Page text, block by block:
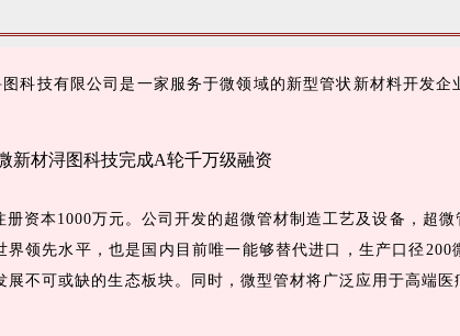
技有限公司是一家服务于微领域的新型管状新材料开发企
本1000万元。公司开发的超微管材制造工艺及设备，超
领先水平，也是国内目前唯一能够替代进口，生产口径
不可或缺的生态板块。同时，微型管材将广泛应用于高端